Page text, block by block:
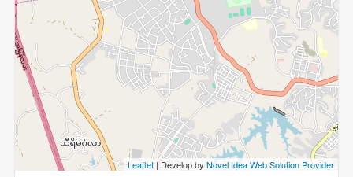
Leaflet | Develop byNovel Idea Web Solution Provider